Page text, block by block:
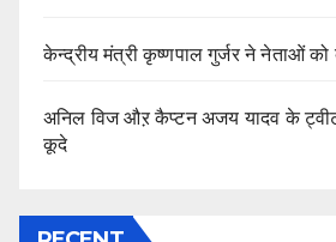
केन्द्रीय मंत्री कृष्णपाल गुर्जर ने नेताओं को
अनिल विज औऱ कैप्टन अजय यादव के ट्वीट
कूदे